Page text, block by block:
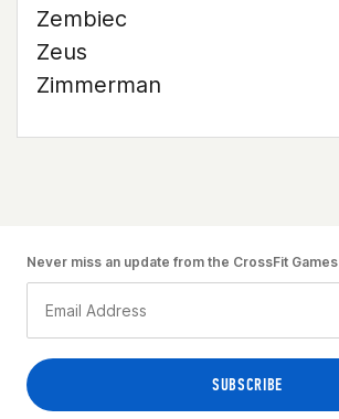
Zembiec
Zeus
Zimmerman
Never miss an update from the CrossFit Games